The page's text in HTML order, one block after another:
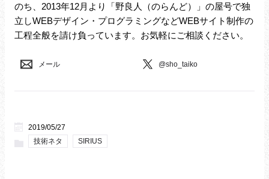
のち、2013年12月より「野良人（のらんど）」の屋号で独
立しWEBデザイン・プログラミングなどWEBサイト制作の
工程全般を請け負っています。お気軽にご相談ください。
メール @sho_taiko
2019/05/27
技術ネタ
SIRIUS